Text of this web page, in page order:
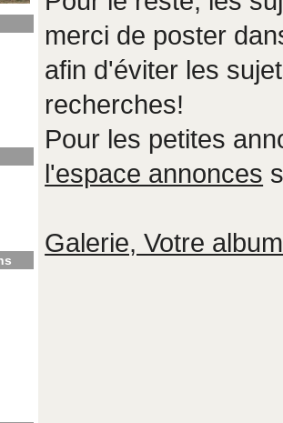
merci de poster
afin d'éviter les
recherches!
Pour les petites
l'espace annonces
Galerie, Votre